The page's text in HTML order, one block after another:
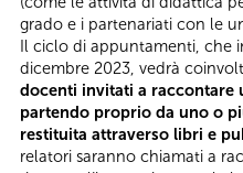
grado e i partenariati con le
Il ciclo di appuntamenti, che
dicembre 2023, vedrà
docenti invitati a raccontare
partendo proprio da uno o
restituita attraverso libri e
relatori saranno chiamati a